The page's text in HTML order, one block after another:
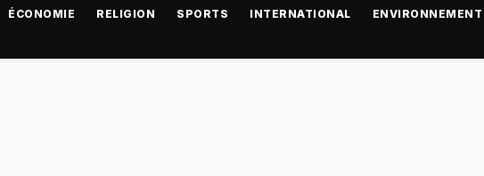
ÉCONOMIE RELIGION SPORTS INTERNATIONAL ENVIRONNEMENT